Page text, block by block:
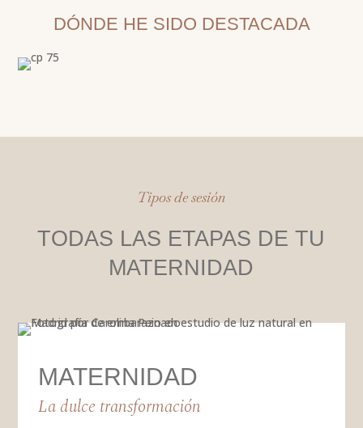
DÓNDE HE SIDO DESTACADA
Tipos de sesión
TODAS LAS ETAPAS DE TU
MATERNIDAD
MATERNIDAD
La dulce transformación